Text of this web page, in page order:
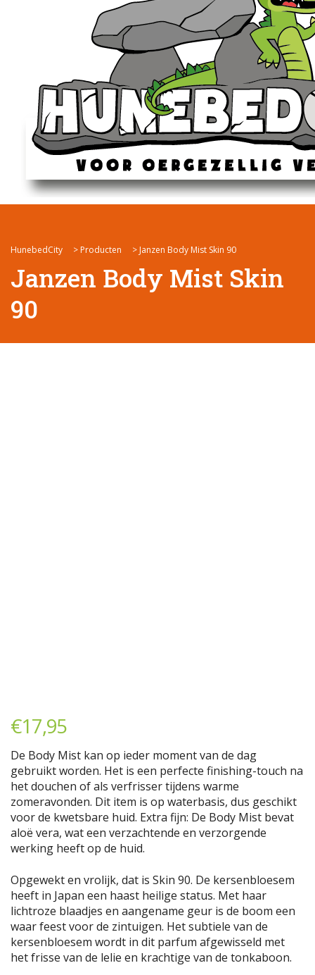
HunebedCity > Producten > Janzen Body Mist Skin 90
Janzen Body Mist Skin
90
€17,95
De Body Mist kan op ieder moment van de dag
gebruikt worden. Het is een perfecte finishing-touch na
het douchen of als verfrisser tijdens warme
zomeravonden. Dit item is op waterbasis, dus geschikt
voor de kwetsbare huid. Extra fijn: De Body Mist bevat
aloë vera, wat een verzachtende en verzorgende
werking heeft op de huid.
Opgewekt en vrolijk, dat is Skin 90. De kersenbloesem
heeft in Japan een haast heilige status. Met haar
lichtroze blaadjes en aangename geur is de boom een
waar feest voor de zintuigen. Het subtiele van de
kersenbloesem wordt in dit parfum afgewisseld met
het frisse van de lelie en krachtige van de tonkaboon.